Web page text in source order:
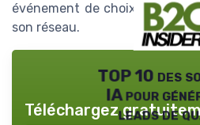
événement de choix pour
son réseau.
TOP 10 des
IA pour
leads de
Téléchargez